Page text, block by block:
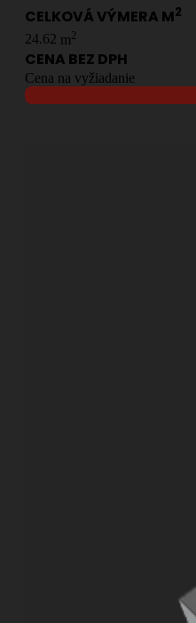
CELKOVÁ VÝMERA M2
24.62 m2
CENA BEZ DPH
Cena na vyžiadanie